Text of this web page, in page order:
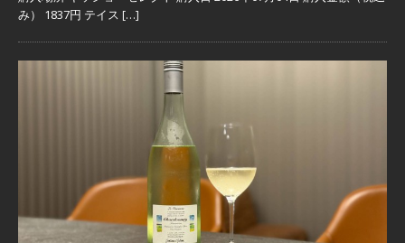
み） 1837円 テイス […]